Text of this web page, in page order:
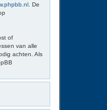
. De
of
van alle
achten. Als